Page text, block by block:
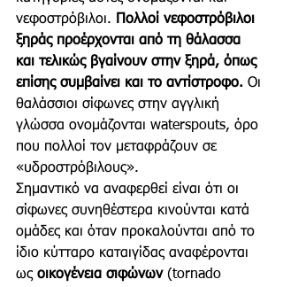
νεφοστρόβιλοι. Πολλοί νεφοστρόβιλοι
ξηράς προέρχονται από τη θάλασσα
και τελικώς βγαίνουν στην ξηρά, όπως
επίσης συμβαίνει και το αντίστροφο. Οι
θαλάσσιοι σίφωνες στην αγγλική
γλώσσα ονομάζονται waterspouts, όρο
που πολλοί τον μεταφράζουν σε
«υδροστρόβιλους».
Σημαντικό να αναφερθεί είναι ότι οι
σίφωνες συνηθέστερα κινούνται κατά
ομάδες και όταν προκαλούνται από το
ίδιο κύτταρο καταιγίδας αναφέρονται
ως οικογένεια σιφώνων (tornado